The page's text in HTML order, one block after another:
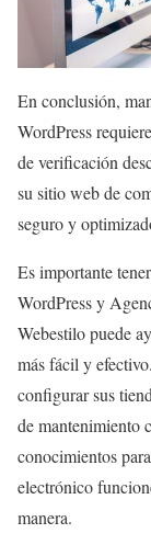
En conclusión,
WordPress
de verificación
su sitio web de
seguro y
Es importante
WordPress y
Webestilo puede
más fácil y
configurar sus
de mantenimiento
conocimientos
electrónico
manera.